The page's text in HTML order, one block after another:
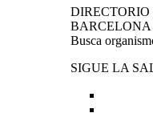
BARCELONA
Busca
SIGUE LA